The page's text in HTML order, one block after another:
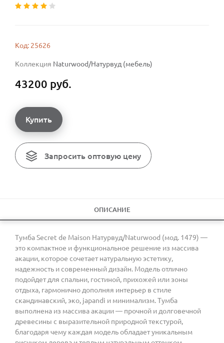
Код: 25626
Коллекция Naturwood/Натурвуд (мебель)
43200 руб.
Купить
Запросить оптовую цену
ОПИСАНИЕ
Тумба Secret de Maison Натурвуд/Naturwood (мод. 1479) —
это компактное и функциональное решение из массива
акации, которое сочетает натуральную эстетику,
надежность и современный дизайн. Модель отлично
подойдет для спальни, гостиной, прихожей или зоны
отдыха, гармонично дополняя интерьер в стиле
скандинавский, эко, japandi и минимализм. Тумба
выполнена из массива акации — прочной и долговечной
древесины с выразительной природной текстурой,
благодаря чему каждая модель обладает уникальным